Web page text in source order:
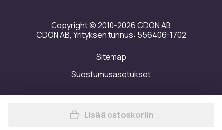
Investor relations
Saavutettavuusseloste
Copyright © 2010-2026 CDON AB
CDON AB, Yrityksen tunnus: 556406-1702
Sitemap
Suostumusasetukset
Lisää TRIX IFF
Lisää ostoskoriin